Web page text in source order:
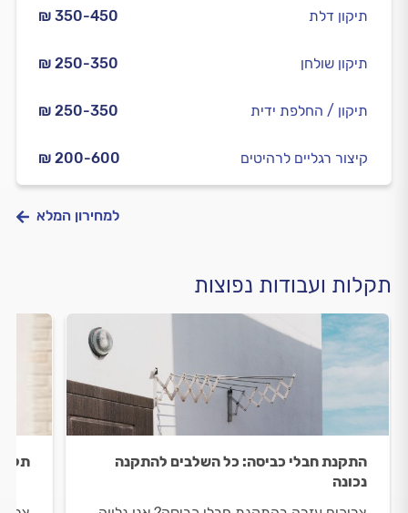
₪ 350-450 תיקון דלת
₪ 250-350 תיקון שולחן
₪ 250-350 תיקון / החלפת ידית
₪ 200-600 קיצור רגליים לרהיטים
למחירון המלא
תקלות ועבודות נפוצות
התקנת חבלי כביסה: כל השלבים להתקנה
נכונה